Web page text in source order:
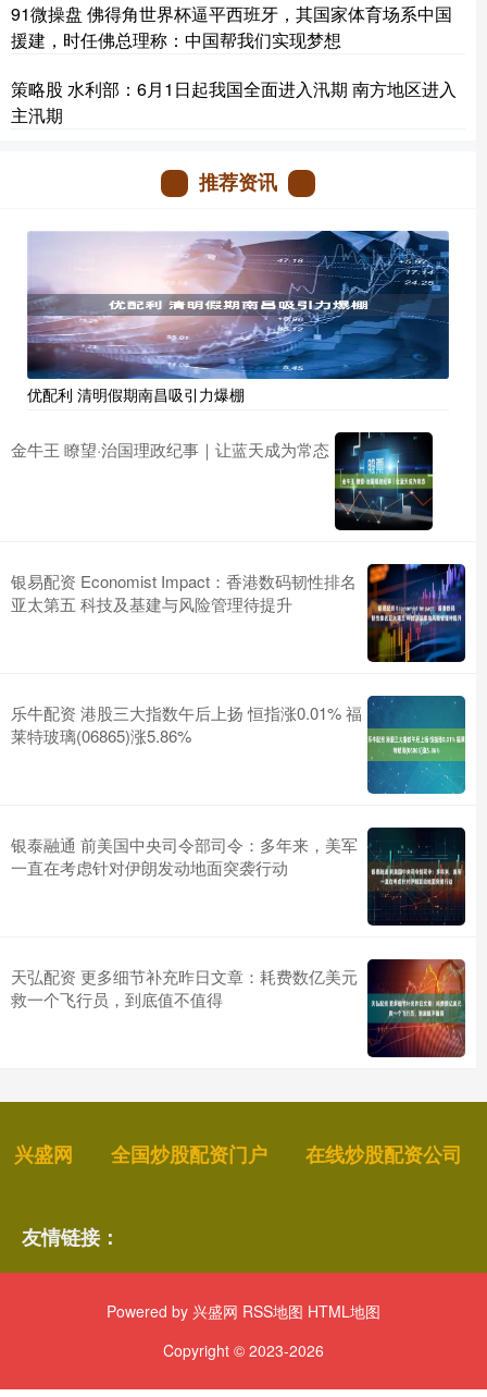
91微操盘 佛得角世界杯逼平西班牙，其国家体育场系中国
援建，时任佛总理称：中国帮我们实现梦想
策略股 水利部：6月1日起我国全面进入汛期 南方地区进入
主汛期
推荐资讯
优配利 清明假期南昌吸引力爆棚
金牛王 瞭望·治国理政纪事｜让蓝天成为常态
银易配资 Economist Impact：香港数码韧性排名
亚太第五 科技及基建与风险管理待提升
乐牛配资 港股三大指数午后上扬 恒指涨0.01% 福
莱特玻璃(06865)涨5.86%
银泰融通 前美国中央司令部司令：多年来，美军
一直在考虑针对伊朗发动地面突袭行动
天弘配资 更多细节补充昨日文章：耗费数亿美元
救一个飞行员，到底值不值得
兴盛网 全国炒股配资门户 在线炒股配资公司
友情链接：
Powered by 兴盛网 RSS地图 HTML地图
Copyright © 2023-2026